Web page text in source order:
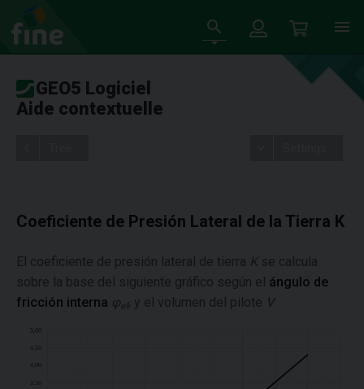
GEO5 Logiciel
Aide contextuelle
Coeficiente de Presión Lateral de la Tierra K
El coeficiente de presión lateral de tierra Kse calcula
sobre la base del siguiente gráfico según el ángulo de
fricción interna φef, y el volumen del pilote V: